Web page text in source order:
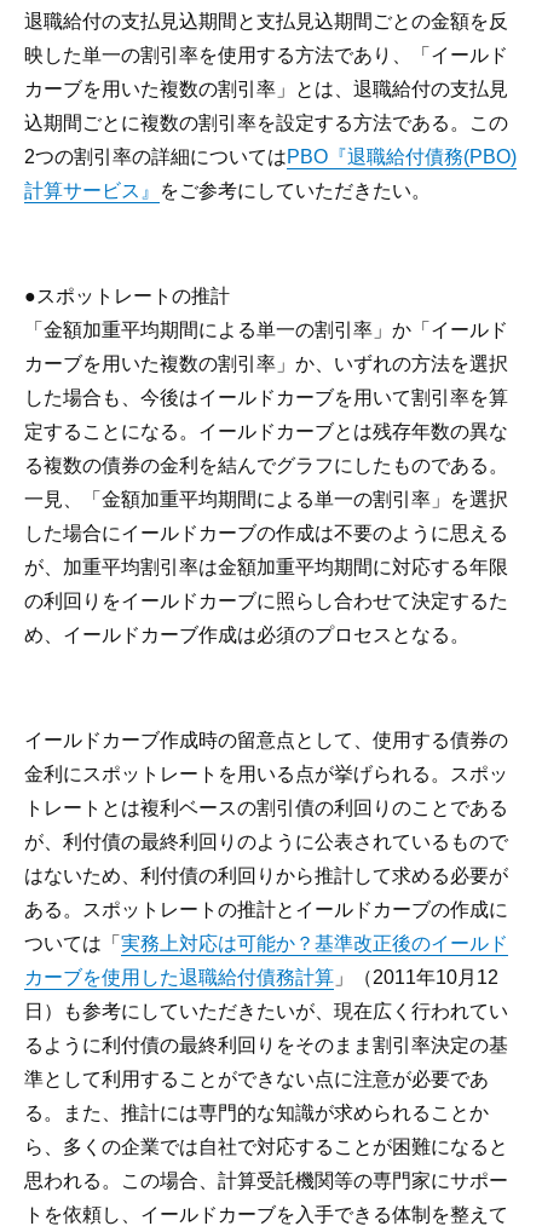
退職給付の支払見込期間と支払見込期間ごとの金額を反
映した単一の割引率を使用する方法であり、「イールド
カーブを用いた複数の割引率」とは、退職給付の支払見
込期間ごとに複数の割引率を設定する方法である。この
2つの割引率の詳細についてはPBO『退職給付債務(PBO)
計算サービス』
をご参考にしていただきたい。
●スポットレートの推計
「金額加重平均期間による単一の割引率」か「イールド
カーブを用いた複数の割引率」か、いずれの方法を選択
した場合も、今後はイールドカーブを用いて割引率を算
定することになる。イールドカーブとは残存年数の異な
る複数の債券の金利を結んでグラフにしたものである。
一見、「金額加重平均期間による単一の割引率」を選択
した場合にイールドカーブの作成は不要のように思える
が、加重平均割引率は金額加重平均期間に対応する年限
の利回りをイールドカーブに照らし合わせて決定するた
め、イールドカーブ作成は必須のプロセスとなる。
イールドカーブ作成時の留意点として、使用する債券の
金利にスポットレートを用いる点が挙げられる。スポッ
トレートとは複利ベースの割引債の利回りのことである
が、利付債の最終利回りのように公表されているもので
はないため、利付債の利回りから推計して求める必要が
ある。スポットレートの推計とイールドカーブの作成に
ついては「 実務上対応は可能か？基準改正後のイールド
カーブを使用した退職給付債務計算 」（2011年10月12
日）も参考にしていただきたいが、現在広く行われてい
るように利付債の最終利回りをそのまま割引率決定の基
準として利用することができない点に注意が必要であ
る。また、推計には専門的な知識が求められることか
ら、多くの企業では自社で対応することが困難になると
思われる。この場合、計算受託機関等の専門家にサポー
トを依頼し、イールドカーブを入手できる体制を整えて